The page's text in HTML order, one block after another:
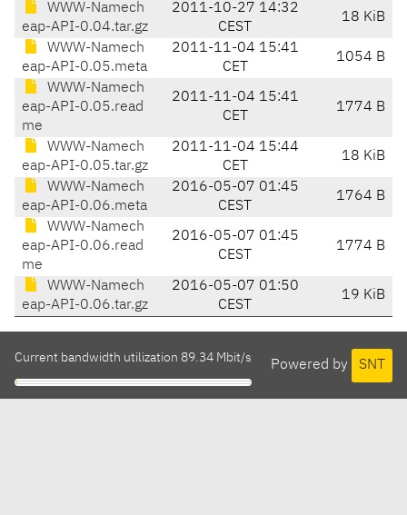
WWW-Namech
eap-API-0.04.tar.gz
2011-10-27 14:32
CEST
18 KiB
WWW-Namech
eap-API-0.05.meta
2011-11-04 15:41
CET
1054 B
WWW-Namech
eap-API-0.05.read
me
2011-11-04 15:41
CET
1774 B
WWW-Namech
eap-API-0.05.tar.gz
2011-11-04 15:44
CET
18 KiB
WWW-Namech
eap-API-0.06.meta
2016-05-07 01:45
CEST
1764 B
WWW-Namech
eap-API-0.06.read
me
2016-05-07 01:45
CEST
1774 B
WWW-Namech
eap-API-0.06.tar.gz
2016-05-07 01:50
CEST
19 KiB
Powered by SNT
Current bandwidth utilization 89.34 Mbit/s